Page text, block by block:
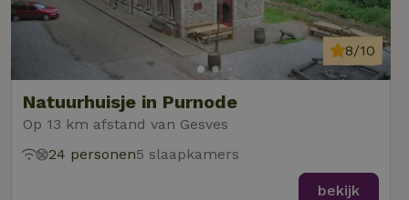
Natuurhuisje in Purnode
Op 13 km afstand van Gesves
8/10
24 personen5 slaapkamers
bekijk